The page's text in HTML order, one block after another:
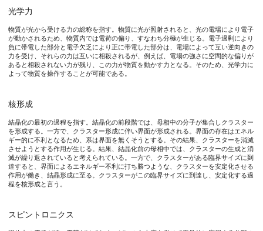
これまでの研究で、キラリティを持つ光の代表格である円偏光
このような状況の中、近年、光のキラリティの尺度を表す保存
機構解明の糸口を掴むため、今回、本研究グループは、光学キ
これに対し、本研究で着目する鏡像異性体選択的な光学力は、
研究の内容
本研究グループは、先ず、有限差分時間領域法 (Finite-
光学力
物質が光から受ける力の総称を指す。物質に光が照射されると、光の電場により電子
が動かされるため、物質内では電荷の偏り、すなわち分極が生じる。電子過剰により
負に帯電した部分と電子欠乏により正に帯電した部分は、電場によって互い逆向きの
力を受け、それらの力は互いに相殺されるが、例えば、電場の強さに空間的な偏りが
あると相殺されない力が残り、この力が物質を動かす力となる。そのため、光学力に
よって物質を操作することが可能である。
核形成
結晶化の最初の過程を指す。結晶化の前段階では、母相中の分子が集合しクラスター
を形成する。一方で、クラスター形成に伴い界面が形成される。界面の存在はエネル
ギー的に不利となるため、系は界面を無くそうとする。その結果、クラスターを消滅
させようとする作用が生じる。結果、結晶化前の母相中では、クラスターの生成と消
滅が繰り返されていると考えられている。一方で、クラスターがある臨界サイズに到
達すると、界面によるエネルギー不利に打ち勝つような、クラスターを安定化させる
作用が働き、結晶形成に至る。クラスターがこの臨界サイズに到達し、安定化する過
程を核形成と言う。
スピントロニクス